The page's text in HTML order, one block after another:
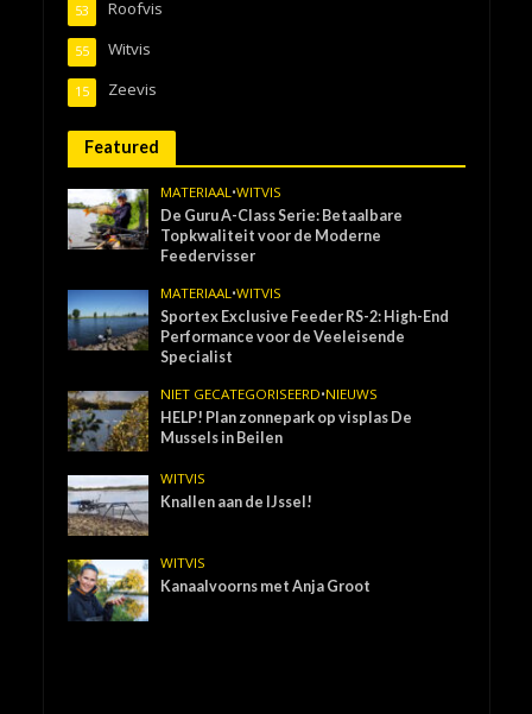
Roofvis
53
Witvis
55
Zeevis
15
Featured
MATERIAAL•WITVIS
De Guru A-Class Serie: Betaalbare
Topkwaliteit voor de Moderne
Feedervisser
MATERIAAL•WITVIS
Sportex Exclusive Feeder RS-2: High-End
Performance voor de Veeleisende
Specialist
NIET GECATEGORISEERD•NIEUWS
HELP! Plan zonnepark op visplas De
Mussels in Beilen
WITVIS
Knallen aan de IJssel!
WITVIS
Kanaalvoorns met Anja Groot